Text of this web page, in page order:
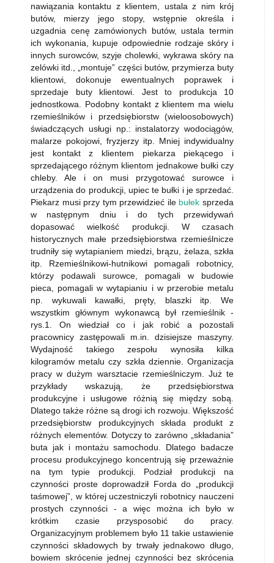
nawiązania kontaktu z klientem, ustala z nim krój
butów, mierzy jego stopy, wstępnie określa i
uzgadnia cenę zamówionych butów, ustala termin
ich wykonania, kupuje odpowiednie rodzaje skóry i
innych surowców, szyje cholewki, wykrawa skóry na
zelówki itd., „montuje” części butów, przymierza buty
klientowi, dokonuje ewentualnych poprawek i
sprzedaje buty klientowi. Jest to produkcja 10
jednostkowa. Podobny kontakt z klientem ma wielu
rzemieślników i przedsiębiorstw (wieloosobowych)
świadczących usługi np.: instalatorzy wodociągów,
malarze pokojowi, fryzjerzy itp. Mniej indywidualny
jest kontakt z klientem piekarza piekącego i
sprzedającego różnym klientom jednakowe bułki czy
chleby. Ale i on musi przygotować surowce i
urządzenia do produkcji, upiec te bułki i je sprzedać.
Piekarz musi przy tym przewidzieć ile bułek sprzeda
w następnym dniu i do tych przewidywań
dopasować wielkość produkcji. W czasach
historycznych małe przedsiębiorstwa rzemieślnicze
trudniły się wytapianiem miedzi, brązu, żelaza, szkła
itp. Rzemieślnikowi-hutnikowi pomagali robotnicy,
którzy podawali surowce, pomagali w budowie
pieca, pomagali w wytapianiu i w przerobie metalu
np. wykuwali kawałki, pręty, blaszki itp. We
wszystkim głównym wykonawcą był rzemieślnik -
rys.1. On wiedział co i jak robić a pozostali
pracownicy zastępowali m.in. dzisiejsze maszyny.
Wydajność takiego zespołu wynosiła kilka
kilogramów metalu czy szkła dziennie. Organizacja
pracy w dużym warsztacie rzemieślniczym. Już te
przykłady wskazują, że przedsiębiorstwa
produkcyjne i usługowe różnią się między sobą.
Dlatego także różne są drogi ich rozwoju. Większość
przedsiębiorstw produkcyjnych składa produkt z
różnych elementów. Dotyczy to zarówno „składania”
buta jak i montażu samochodu. Dlatego badacze
procesu produkcyjnego koncentrują się przeważnie
na tym typie produkcji. Podział produkcji na
czynności proste doprowadził Forda do „produkcji
taśmowej”, w której uczestniczyli robotnicy nauczeni
prostych czynności - a więc można ich było w
krótkim czasie przysposobić do pracy.
Organizacyjnym problemem było 11 takie ustawienie
czynności składowych by trwały jednakowo długo,
bowiem skrócenie jednej czynności bez skrócenia